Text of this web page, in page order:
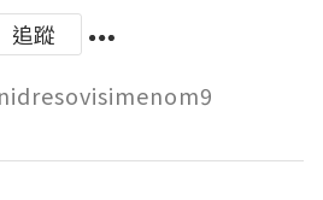
追蹤